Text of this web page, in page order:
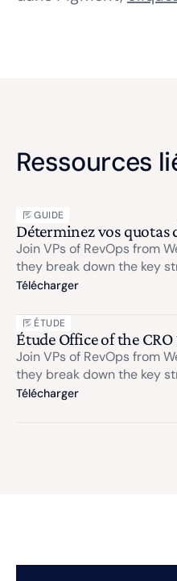
Ressources
GUIDE
Déterminez vos quotas
Join VPs of RevOps from
they break down the key
Télécharger
ÉTUDE
Étude Office of the CRO
Join VPs of RevOps from
they break down the key
Télécharger